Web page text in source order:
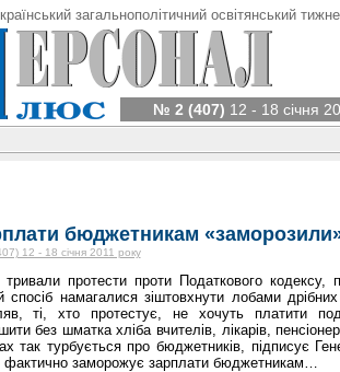
загальнополітичний освітянський
№ 2 (407) 12 - 18 січня
бюджетникам
12 - 18 січня 2011 року
тривали протести проти Податкового
спосіб намагалися зіштовхнути лобами
ті, хто протестує, не хочуть платити
без шматка хліба вчителів, лікарів,
так турбується про бюджетників, підписує
заморожує зарплати бюджетникам…